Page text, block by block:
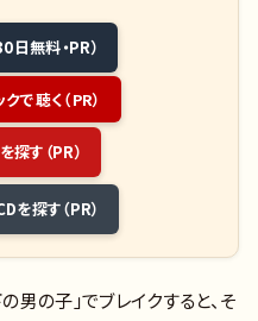
日無料・PR）
で聴く（PR）
す（PR）
探す（PR）
男の子」でブレイクすると、そ